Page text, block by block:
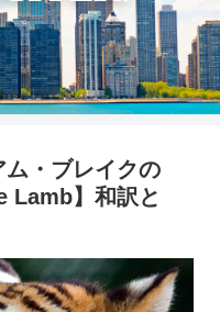
ム・ブレイクの
Lamb】和訳と